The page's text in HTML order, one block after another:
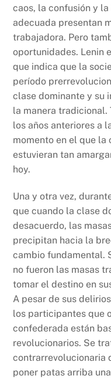
caos, la confusión y
adecuada presentan
trabajadora. Pero
oportunidades. Lenin
que indica que la
período
clase dominante y su
la manera tradicional.
los años anteriores a
momento en el que
estuvieran tan
hoy.
Una y otra vez,
que cuando la clase
desacuerdo, las
precipitan hacia la
cambio fundamental.
no fueron las masas
tomar el destino en
A pesar de sus
los participantes que
confederada están
revolucionarios. Se
contrarrevolucionaria
poner patas arriba